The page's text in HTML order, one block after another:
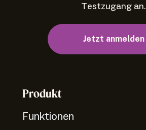
Testzugang an.
Jetzt anmelden
Produkt
Funktionen